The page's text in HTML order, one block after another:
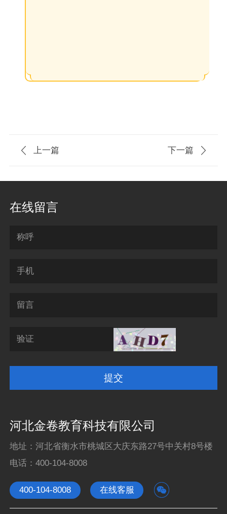
 上一篇 下一篇 
在线留言
称呼
手机
留言
验证
河北金卷教育科技有限公司
地址：河北省衡水市桃城区大庆东路27号中关村8号楼
电话：400-104-8008
400-104-8008 在线客服 